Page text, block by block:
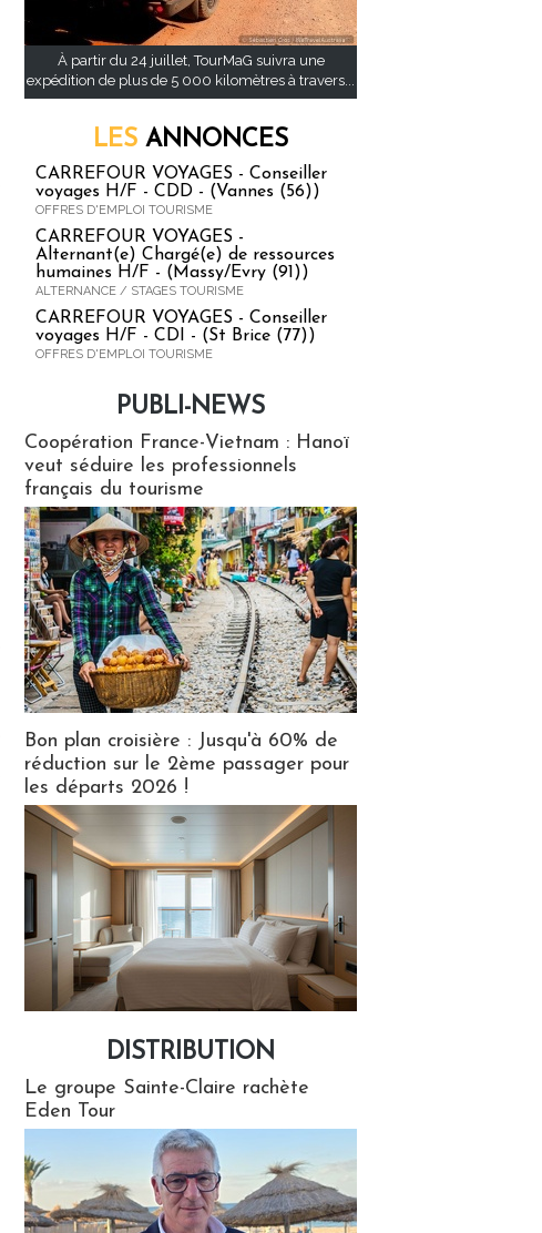
À partir du 24 juillet, TourMaG suivra une
expédition de plus de 5 000 kilomètres à travers...
LES ANNONCES
CARREFOUR VOYAGES - Conseiller
voyages H/F - CDD - (Vannes (56))
OFFRES D'EMPLOI TOURISME
CARREFOUR VOYAGES -
Alternant(e) Chargé(e) de ressources
humaines H/F - (Massy/Evry (91))
ALTERNANCE / STAGES TOURISME
CARREFOUR VOYAGES - Conseiller
voyages H/F - CDI - (St Brice (77))
OFFRES D'EMPLOI TOURISME
PUBLI-NEWS
Coopération France-Vietnam : Hanoï
veut séduire les professionnels
français du tourisme
Bon plan croisière : Jusqu'à 60% de
réduction sur le 2ème passager pour
les départs 2026 !
DISTRIBUTION
Le groupe Sainte-Claire rachète
Eden Tour